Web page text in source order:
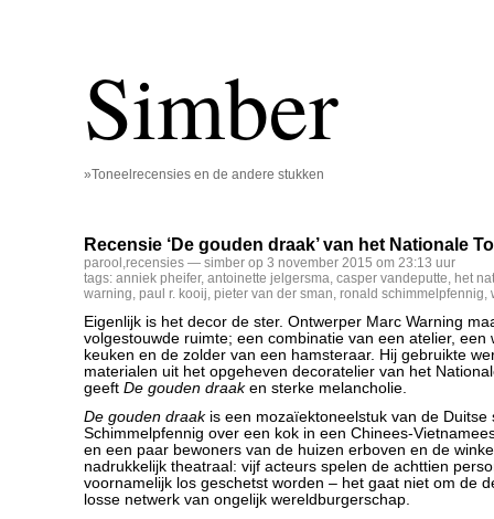
Simber
»Toneelrecensies en de andere stukken
Recensie ‘De gouden draak’ van het Nationale
parool ,recensies — simber op 3 november 2015 om 23:13 uur
tags: anniek pheifer, antoinette jelgersma, casper vandeputte, het
warning, paul r. kooij, pieter van der sman, ronald schimmelpfennig,
Eigenlijk is het decor de ster. Ontwerper Marc Warning
volgestouwde ruimte; een combinatie van een atelier, een
keuken en de zolder van een hamsteraar. Hij gebruikte
materialen uit het opgeheven decoratelier van het
geeft De gouden draaken sterke melancholie.
De gouden draakis een mozaïektoneelstuk van de Duitse
Schimmelpfennig over een kok in een Chinees-
en een paar bewoners van de huizen erboven en de
nadrukkelijk theatraal: vijf acteurs spelen de achttien
voornamelijk los geschetst worden – het gaat niet om de
losse netwerk van ongelijk wereldburgerschap.